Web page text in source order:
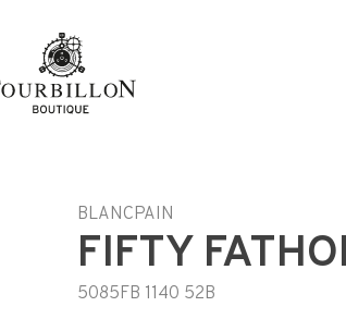
BLANCPAIN
FIFTY
5085FB 1140 52B